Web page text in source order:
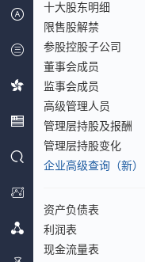
十大股东明细
限售股解禁
参股控股子公司
董事会成员
监事会成员
高级管理人员
管理层持股及报酬
管理层持股变化
企业高级查询（新）
资产负债表
利润表
现金流量表